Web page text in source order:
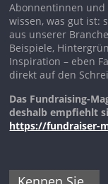
Abonnentinnen und
wissen, was gut ist:
aus unserer
Beispiele,
Inspiration – eben
direkt auf den
Das Fundraising-
deshalb empfiehlt
https://fundraiser-